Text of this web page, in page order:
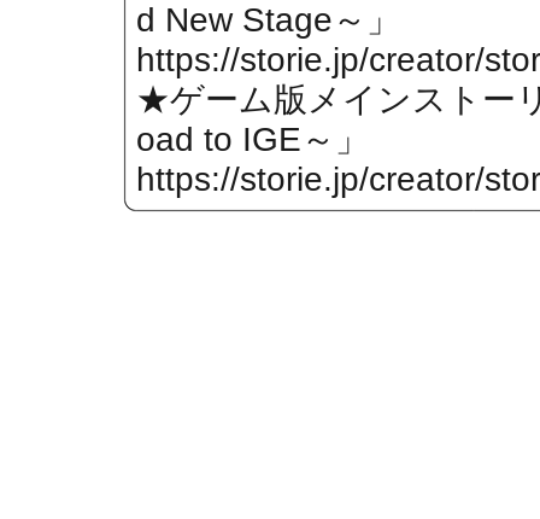
d New Stage～」
https://storie.jp/creator/
★ゲーム版メインストー
oad to IGE～」
https://storie.jp/creator/